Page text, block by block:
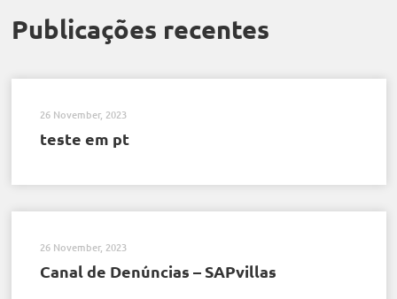
Publicações recentes
26 November, 2023
teste em pt
26 November, 2023
Canal de Denúncias – SAPvillas